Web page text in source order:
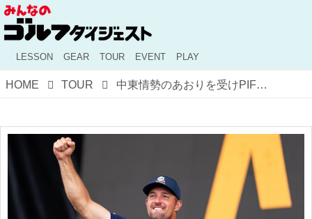
LESSON GEAR TOUR EVENT PLAY
HOME TOUR 中東情勢のあおりを受けPIFがLIVゴルフへの投資を打ち切る報道。デシャンボーは新契約で“巨額要求”の噂も【LIVゴルフ】